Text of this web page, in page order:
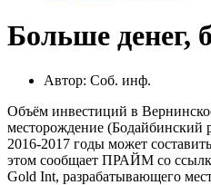
Больше денег,
Автор: Соб. инф.
Объём инвестиций в
месторождение (Бодайбинский
2016-2017 годы может
этом сообщает ПРАЙМ со
Gold Int, разрабатывающего